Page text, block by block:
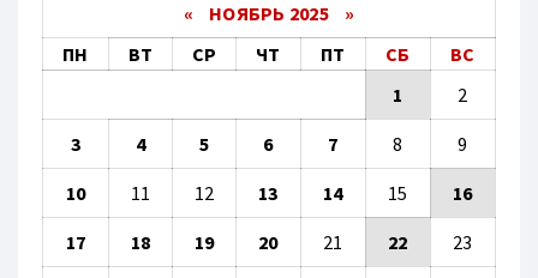
« НОЯБРЬ 2025 »
ПН
ВТ СР ЧТ ПТ СБ
ВС
1
2
3 4 5 6 7 8 9
10 11 12 13 14 15 16
17 18 19 20 21 22 23